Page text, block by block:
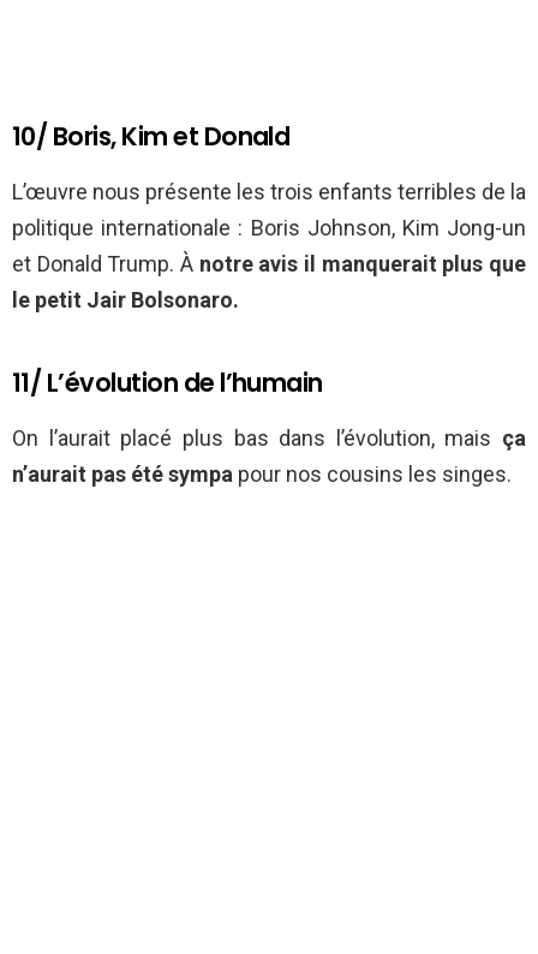
10/ Boris, Kim et Donald
L’œuvre nous présente les trois enfants terribles de la
politique internationale : Boris Johnson, Kim Jong-un
et Donald Trump. À notre avis il manquerait plus que
le petit Jair Bolsonaro.
11/ L’évolution de l’humain
On l’aurait placé plus bas dans l’évolution, mais ça
n’aurait pas été sympa pour nos cousins les singes.